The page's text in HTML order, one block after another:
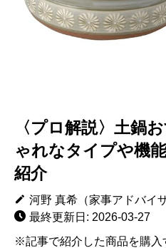
〈プロ解説〉土鍋
ゃれなタイプや機
紹介
河野 真希（家事アドバイ
最終更新日: 2026-03-27
※記事で紹介した商品を購入